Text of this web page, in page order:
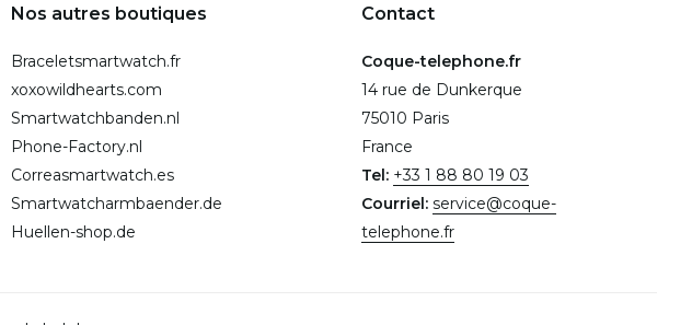
Nos autres boutiques
Braceletsmartwatch.fr
xoxowildhearts.com
Smartwatchbanden.nl
Phone-Factory.nl
Correasmartwatch.es
Smartwatcharmbaender.de
Huellen-shop.de
Contact
Coque-telephone.fr
14 rue de Dunkerque
75010 Paris
France
Tel: +33 1 88 80 19 03
Courriel: service@coque-
telephone.fr